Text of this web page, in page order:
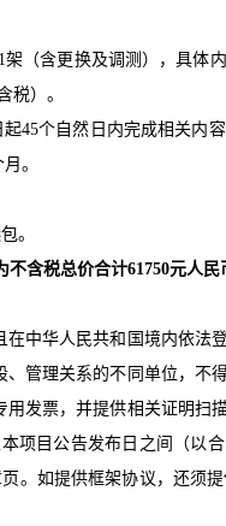
架（含更换及调测），具体
税）。
起45个自然日内完成相关内
。
。
不含税总价合计61750元人民
在中华人民共和国境内依
管理关系的不同单位，不
发票，并提供相关证明扫
本项目公告发布日之间（以
。如提供框架协议，还须